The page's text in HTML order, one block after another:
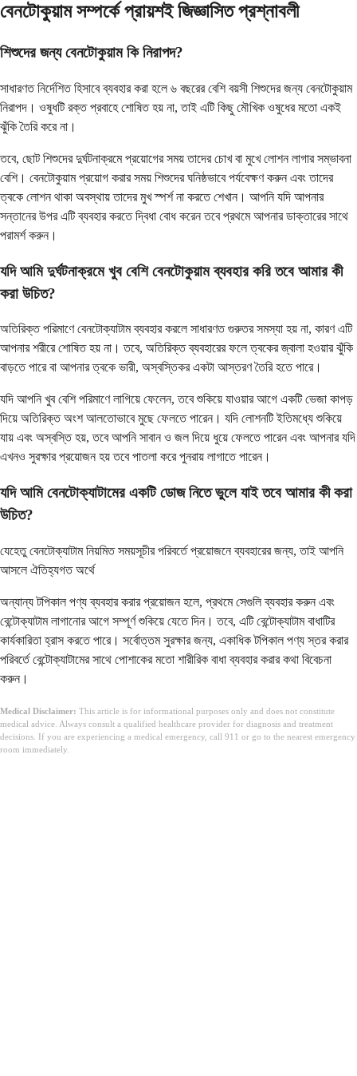
বেনটোকুয়াম সম্পর্কে প্রায়শই জিজ্ঞাসিত প্রশ্নাবলী
শিশুদের জন্য বেনটোকুয়াম কি নিরাপদ?
সাধারণত নির্দেশিত হিসাবে ব্যবহার করা হলে ৬ বছরের বেশি বয়সী শিশুদের জন্য বেনটোকুয়াম
নিরাপদ। ওষুধটি রক্ত ​​প্রবাহে শোষিত হয় না, তাই এটি কিছু মৌখিক ওষুধের মতো একই
ঝুঁকি তৈরি করে না।
তবে, ছোট শিশুদের দুর্ঘটনাক্রমে প্রয়োগের সময় তাদের চোখ বা মুখে লোশন লাগার সম্ভাবনা
বেশি। বেনটোকুয়াম প্রয়োগ করার সময় শিশুদের ঘনিষ্ঠভাবে পর্যবেক্ষণ করুন এবং তাদের
ত্বকে লোশন থাকা অবস্থায় তাদের মুখ স্পর্শ না করতে শেখান। আপনি যদি আপনার
সন্তানের উপর এটি ব্যবহার করতে দ্বিধা বোধ করেন তবে প্রথমে আপনার ডাক্তারের সাথে
পরামর্শ করুন।
যদি আমি দুর্ঘটনাক্রমে খুব বেশি বেনটোকুয়াম ব্যবহার করি তবে আমার কী
করা উচিত?
অতিরিক্ত পরিমাণে বেনটোক্যাটাম ব্যবহার করলে সাধারণত গুরুতর সমস্যা হয় না, কারণ এটি
আপনার শরীরে শোষিত হয় না। তবে, অতিরিক্ত ব্যবহারের ফলে ত্বকের জ্বালা হওয়ার ঝুঁকি
বাড়তে পারে বা আপনার ত্বকে ভারী, অস্বস্তিকর একটা আস্তরণ তৈরি হতে পারে।
যদি আপনি খুব বেশি পরিমাণে লাগিয়ে ফেলেন, তবে শুকিয়ে যাওয়ার আগে একটি ভেজা কাপড়
দিয়ে অতিরিক্ত অংশ আলতোভাবে মুছে ফেলতে পারেন। যদি লোশনটি ইতিমধ্যে শুকিয়ে
যায় এবং অস্বস্তি হয়, তবে আপনি সাবান ও জল দিয়ে ধুয়ে ফেলতে পারেন এবং আপনার যদি
এখনও সুরক্ষার প্রয়োজন হয় তবে পাতলা করে পুনরায় লাগাতে পারেন।
যদি আমি বেনটোক্যাটামের একটি ডোজ নিতে ভুলে যাই তবে আমার কী করা
উচিত?
যেহেতু বেনটোক্যাটাম নিয়মিত সময়সূচীর পরিবর্তে প্রয়োজনে ব্যবহারের জন্য, তাই আপনি
আসলে ঐতিহ্যগত অর্থে
অন্যান্য টপিকাল পণ্য ব্যবহার করার প্রয়োজন হলে, প্রথমে সেগুলি ব্যবহার করুন এবং
বেন্টোক্যাটাম লাগানোর আগে সম্পূর্ণ শুকিয়ে যেতে দিন। তবে, এটি বেন্টোক্যাটাম বাধাটির
কার্যকারিতা হ্রাস করতে পারে। সর্বোত্তম সুরক্ষার জন্য, একাধিক টপিকাল পণ্য স্তর করার
পরিবর্তে বেন্টোক্যাটামের সাথে পোশাকের মতো শারীরিক বাধা ব্যবহার করার কথা বিবেচনা
করুন।
Medical Disclaimer: This article is for informational purposes only and does not constitute
medical advice. Always consult a qualified healthcare provider for diagnosis and treatment
decisions. If you are experiencing a medical emergency, call 911 or go to the nearest emergency
room immediately.